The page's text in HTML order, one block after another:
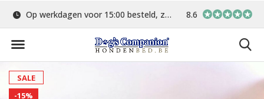
Op werkdagen voor 15:00 besteld, zelfde dag verstuurd Gratis verzending
8.6
SALE
-15%